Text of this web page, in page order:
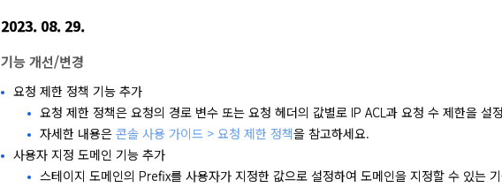
2023. 08. 29.
기능 개선/변경
요청 제한 정책 기능 추가
요청 제한 정책은 요청의 경로 변수 또는 요청 헤더의 값별로 IP ACL과 요청 수 제한을 설
자세한 내용은 콘솔 사용 가이드 > 요청 제한 정책을 참고하세요.
사용자 지정 도메인 기능 추가
스테이지 도메인의 Prefix를 사용자가 지정한 값으로 설정하여 도메인을 지정할 수 있는